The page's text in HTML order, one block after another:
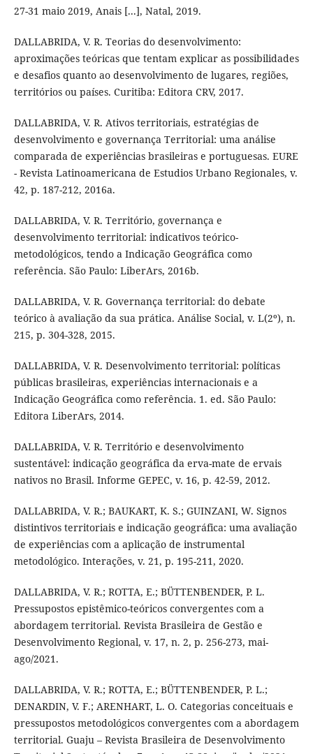
27-31 maio 2019, Anais [...], Natal, 2019.
DALLABRIDA, V. R. Teorias do desenvolvimento:
aproximações teóricas que tentam explicar as possibilidades
e desafios quanto ao desenvolvimento de lugares, regiões,
territórios ou países. Curitiba: Editora CRV, 2017.
DALLABRIDA, V. R. Ativos territoriais, estratégias de
desenvolvimento e governança Territorial: uma análise
comparada de experiências brasileiras e portuguesas. EURE
- Revista Latinoamericana de Estudios Urbano Regionales, v.
42, p. 187-212, 2016a.
DALLABRIDA, V. R. Território, governança e
desenvolvimento territorial: indicativos teórico-
metodológicos, tendo a Indicação Geográfica como
referência. São Paulo: LiberArs, 2016b.
DALLABRIDA, V. R. Governança territorial: do debate
teórico à avaliação da sua prática. Análise Social, v. L(2º), n.
215, p. 304-328, 2015.
DALLABRIDA, V. R. Desenvolvimento territorial: políticas
públicas brasileiras, experiências internacionais e a
Indicação Geográfica como referência. 1. ed. São Paulo:
Editora LiberArs, 2014.
DALLABRIDA, V. R. Território e desenvolvimento
sustentável: indicação geográfica da erva-mate de ervais
nativos no Brasil. Informe GEPEC, v. 16, p. 42-59, 2012.
DALLABRIDA, V. R.; BAUKART, K. S.; GUINZANI, W. Signos
distintivos territoriais e indicação geográfica: uma avaliação
de experiências com a aplicação de instrumental
metodológico. Interações, v. 21, p. 195-211, 2020.
DALLABRIDA, V. R.; ROTTA, E.; BÜTTENBENDER, P. L.
Pressupostos epistêmico-teóricos convergentes com a
abordagem territorial. Revista Brasileira de Gestão e
Desenvolvimento Regional, v. 17, n. 2, p. 256-273, mai-
ago/2021.
DALLABRIDA, V. R.; ROTTA, E.; BÜTTENBENDER, P. L.;
DENARDIN, V. F.; ARENHART, L. O. Categorias conceituais e
pressupostos metodológicos convergentes com a abordagem
territorial. Guaju – Revista Brasileira de Desenvolvimento